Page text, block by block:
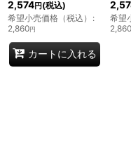
2,574円 (税込)
希望小売価格（税込） :
2,860円
カートに入れる
希望
2,860